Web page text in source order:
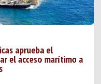
aprueba el
el acceso marítimo a